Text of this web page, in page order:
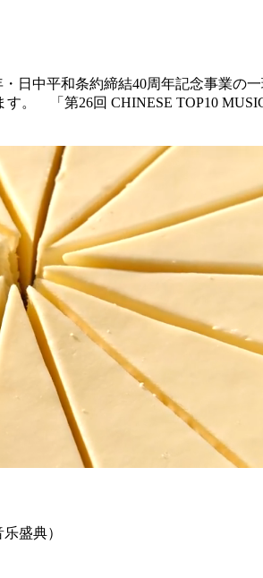
日中平和条約締結40周年記念事業の
。 「第26回 CHINESE TOP10
盛典）